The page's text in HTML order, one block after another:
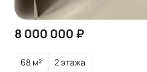
8 000 000 ₽
68 м² 2 этажа